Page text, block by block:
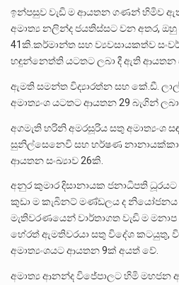
ඉන්පසුව වැඩි ම ආයතන ගණන් හිමිව
අමාත්‍ය නලින්ද ජයතිස්සට වන අතර,
41කි.කර්මාන්ත සහ ව්‍යවසායකත්ව
හඳුන්නෙත්ති යටතට ලබා දී ඇති ආයතන
ඇමති සමන්ත විද්‍යාරත්න සහ කේ.ඩී.
අමාත්‍යංශ යටතට ආයතන 29 බැගින් ලබා
අගමැති හරිනි අමරසූරිය සතු අමාත්‍යංශ
සුනිල්සෙනෙවි සහ හර්ෂණ නානායක්කාර
ආයතන සංඛ්‍යාව 26කි.
අනුර කුමාර දිසානායක ජනාධිපති
කුඩා ම කැබිනට් මණ්ඩලය ද නියෝජනය
මැතිවරණයෙන් වාර්තාගත වැඩි ම
හේරත් ඇමතිවරයා සතු විදේශ කටයුතු,
අමාත්‍යංශයට ආයතන 9ක් අයත් වේ.
අමාත්‍ය ආනන්ද විජේපාලට හිමි මහජන